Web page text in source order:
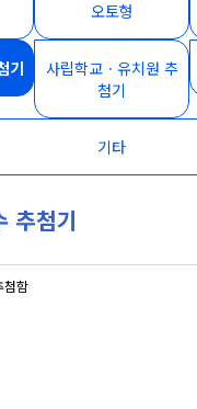
오토형
기
사립학교ㆍ유치원 추
첨기
기타
추첨기
첨함